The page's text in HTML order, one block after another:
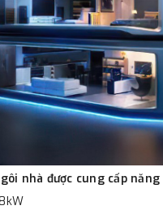
nhà được cung cấp